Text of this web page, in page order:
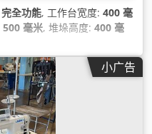
完全功能, 工作台宽度: 400 毫
500 毫米, 堆垛高度: 400 毫
小广告